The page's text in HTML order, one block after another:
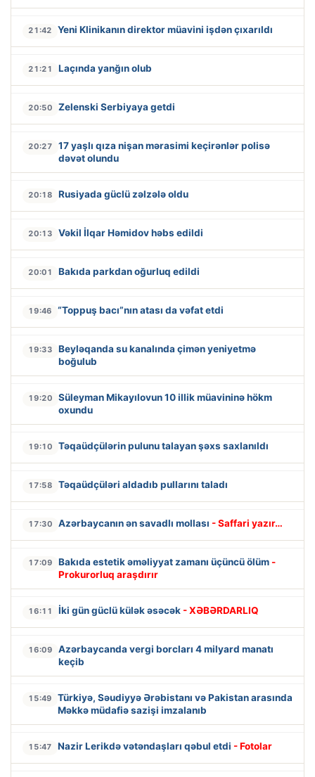
21:42 Yeni Klinikanın direktor müavini işdən çıxarıldı
21:21 Laçında yanğın olub
20:50 Zelenski Serbiyaya getdi
20:27
17 yaşlı qıza nişan mərasimi keçirənlər polisə
dəvət olundu
20:18 Rusiyada güclü zəlzələ oldu
20:13 Vəkil İlqar Həmidov həbs edildi
20:01 Bakıda parkdan oğurluq edildi
19:46 “Toppuş bacı”nın atası da vəfat etdi
19:33
Beyləqanda su kanalında çimən yeniyetmə
boğulub
19:20
Süleyman Mikayılovun 10 illik müavininə hökm
oxundu
19:10 Təqaüdçülərin pulunu talayan şəxs saxlanıldı
17:58 Təqaüdçüləri aldadıb pullarını taladı
17:30 Azərbaycanın ən savadlı mollası - Saffari yazır…
17:09 Bakıda estetik əməliyyat zamanı üçüncü ölüm -
Prokurorluq araşdırır
16:11 İki gün güclü külək əsəcək - XƏBƏRDARLIQ
16:09
Azərbaycanda vergi borcları 4 milyard manatı
keçib
15:49
Türkiyə, Səudiyyə Ərəbistanı və Pakistan arasında
Məkkə müdafiə sazişi imzalanıb
15:47 Nazir Lerikdə vətəndaşları qəbul etdi - Fotolar